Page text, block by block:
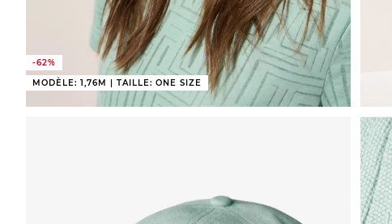
-62%
MODÈLE: 1,76M | TAILLE: ONE SIZE